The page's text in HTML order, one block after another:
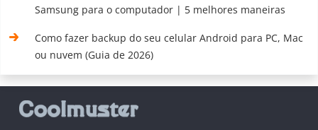
Samsung para o computador | 5 melhores maneiras
Como fazer backup do seu celular Android para PC, Mac
ou nuvem (Guia de 2026)